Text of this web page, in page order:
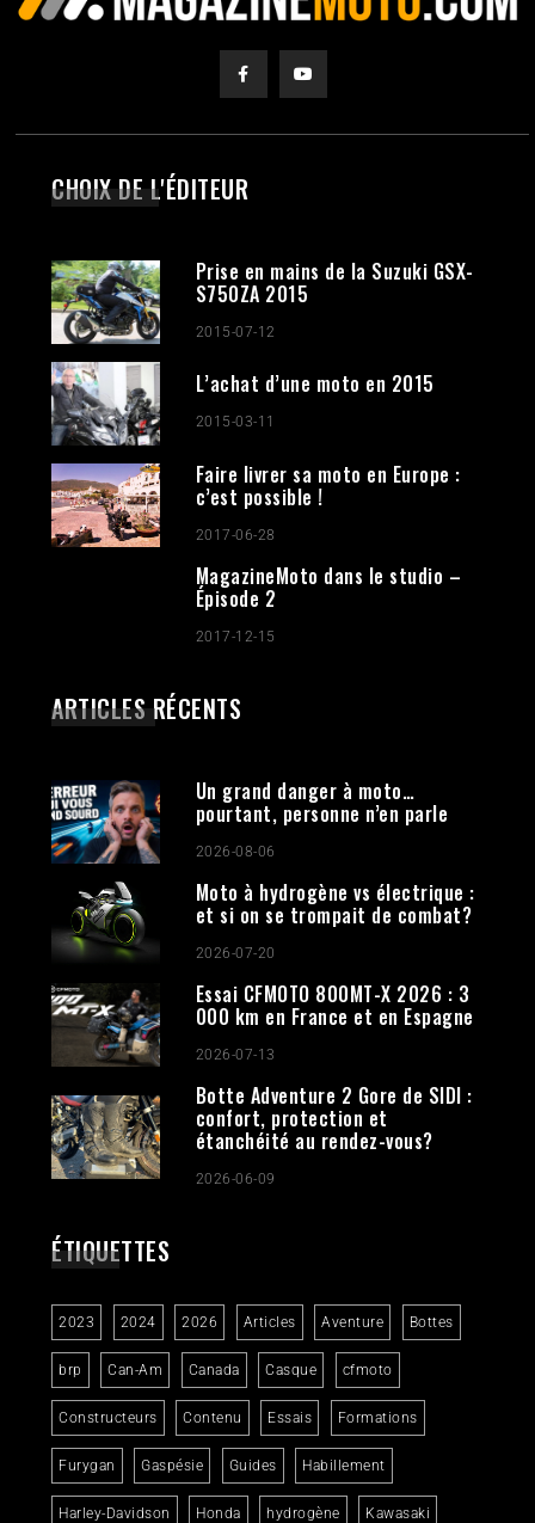
CHOIX DE L'ÉDITEUR
Prise en mains de la Suzuki GSX-
S750ZA 2015
2015-07-12
L’achat d’une moto en 2015
2015-03-11
Faire livrer sa moto en Europe :
c’est possible !
2017-06-28
MagazineMoto dans le studio –
Épisode 2
2017-12-15
ARTICLES RÉCENTS
Un grand danger à moto…
pourtant, personne n’en parle
2026-08-06
Moto à hydrogène vs électrique :
et si on se trompait de combat?
2026-07-20
Essai CFMOTO 800MT-X 2026 : 3
000 km en France et en Espagne
2026-07-13
Botte Adventure 2 Gore de SIDI :
confort, protection et
étanchéité au rendez-vous?
2026-06-09
ÉTIQUETTES
2023 2024 2026 Articles Aventure Bottes
brp Can-Am Canada Casque cfmoto
Constructeurs Contenu Essais Formations
Furygan Gaspésie Guides Habillement
Harley-Davidson Honda hydrogène Kawasaki